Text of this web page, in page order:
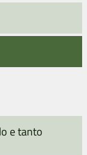
e tanto